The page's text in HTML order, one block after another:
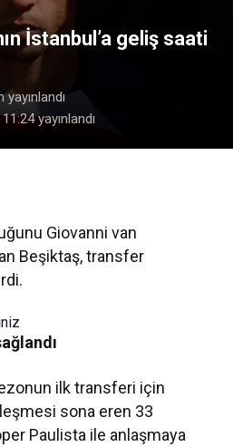
İstanbul’a geliş saati
yayınlandı
yayınlandı
Giovanni van
Beşiktaş, transfer
ilk transferi için
sona eren 33
Paulista ile anlaşmaya